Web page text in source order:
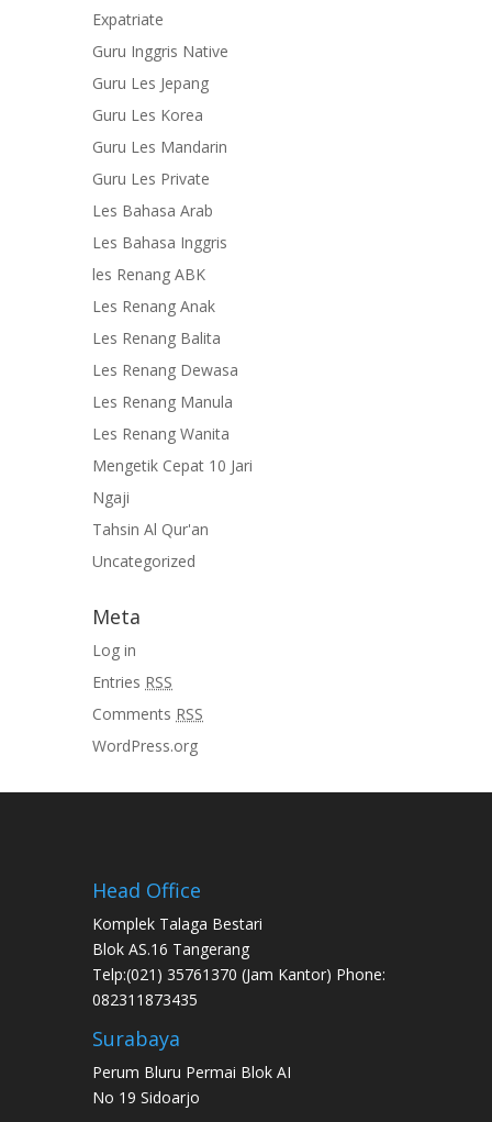
Expatriate
Guru Inggris Native
Guru Les Jepang
Guru Les Korea
Guru Les Mandarin
Guru Les Private
Les Bahasa Arab
Les Bahasa Inggris
les Renang ABK
Les Renang Anak
Les Renang Balita
Les Renang Dewasa
Les Renang Manula
Les Renang Wanita
Mengetik Cepat 10 Jari
Ngaji
Tahsin Al Qur'an
Uncategorized
Meta
Log in
Entries RSS
Comments RSS
WordPress.org
Head Office
Komplek Talaga Bestari
Blok AS.16 Tangerang
Telp:(021) 35761370 (Jam Kantor) Phone:
082311873435
Surabaya
Perum Bluru Permai Blok AI
No 19 Sidoarjo